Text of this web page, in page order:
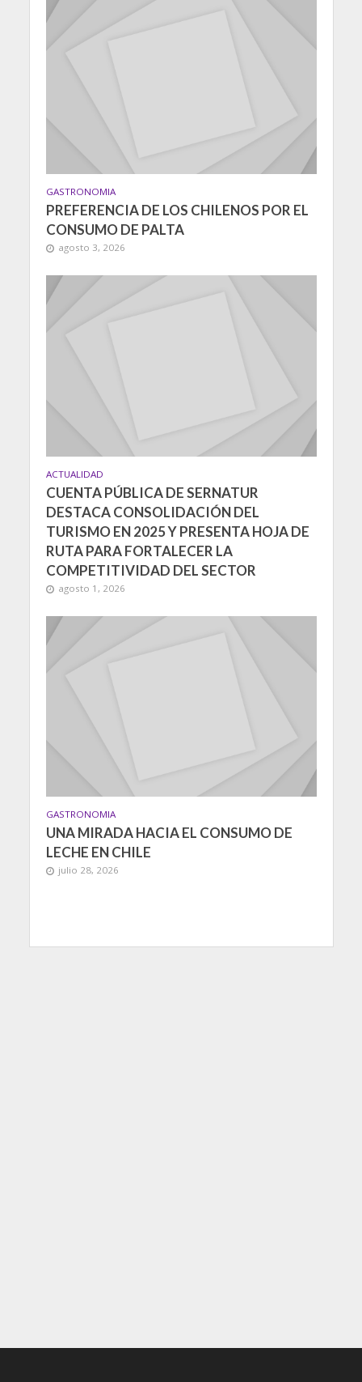
GASTRONOMIA
PREFERENCIA DE LOS CHILENOS POR EL
CONSUMO DE PALTA
agosto 3, 2026
ACTUALIDAD
CUENTA PÚBLICA DE SERNATUR
DESTACA CONSOLIDACIÓN DEL
TURISMO EN 2025 Y PRESENTA HOJA DE
RUTA PARA FORTALECER LA
COMPETITIVIDAD DEL SECTOR
agosto 1, 2026
GASTRONOMIA
UNA MIRADA HACIA EL CONSUMO DE
LECHE EN CHILE
julio 28, 2026